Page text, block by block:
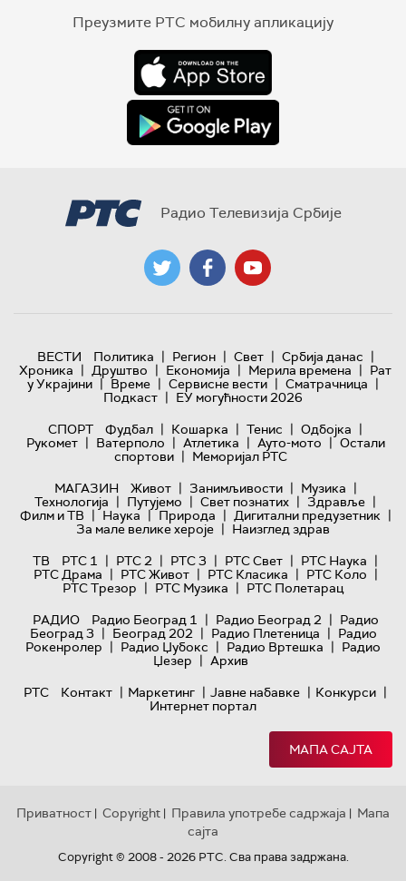
Преузмите РТС мобилну апликацију
Радио Телевизија Србије
ВЕСТИ Политика | Регион | Свет | Србија данас |
Хроника | Друштво | Економија | Мерила времена | Рат
у Украјини | Време | Сервисне вести | Сматрачница |
Подкаст | ЕУ могућности 2026
СПОРТ
Фудбал | Кошарка | Тенис | Одбојка |
Рукомет | Ватерполо | Атлетика | Ауто-мото | Остали
спортови | Меморијал РТС
МАГАЗИН
Живот | Занимљивости | Музика |
Технологијa | Путујемо | Свет познатих | Здравље |
Филм и ТВ | Наука | Природа | Дигитални предузетник |
За мале велике хероје | Наизглед здрав
ТВ
РТС 1 | РТС 2 | РТС 3 | РТС Свет | РТС Наука |
РТС Драма | РТС Живот | РТС Класика | РТС Коло |
РТС Трезор | РТС Музика | РТС Полетарац
РАДИО
Радио Београд 1 | Радио Београд 2 | Радио
Београд 3 | Београд 202 | Радио Плетеница | Радио
Рокенролер | Радио Џубокс | Радио Вртешка | Радио
Џезер | Архив
РТС
Контакт | Маркетинг | Јавне набавке | Конкурси |
Интернет портал
МАПА САЈТА
Приватност | Copyright | Правила употребе садржаја | Мапа
сајта
Copyright © 2008 - 2026 РТС. Сва права задржана.